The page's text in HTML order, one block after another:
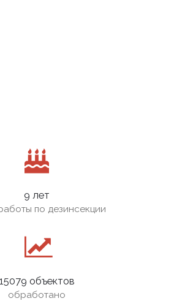
9 лет
по дезинсекции
объектов
обработано